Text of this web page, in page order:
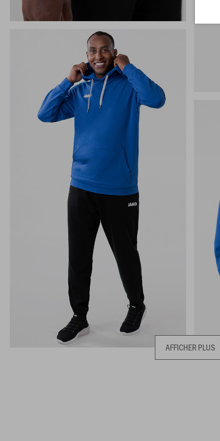
AFFICHER PLUS